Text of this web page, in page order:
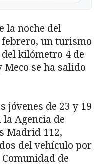
la noche del
febrero, un turismo
kilómetro 4 de
se ha salido
jóvenes de 23 y 19
Agencia de
Madrid 112,
del vehículo por
de